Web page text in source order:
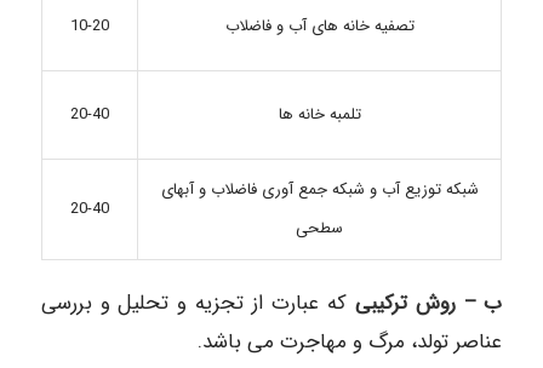
تصفیه خانه های آب و فاضلاب 10-20
تلمبه خانه ها 20-40
شبکه توزیع آب و شبکه جمع آوری فاضلاب و آبهای
سطحی
20-40
ب – روش ترکیبی که عبارت از تجزیه و تحلیل و بررسی
عناصر تولد، مرگ و مهاجرت می باشد.